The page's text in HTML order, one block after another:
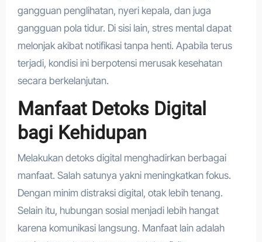
gangguan penglihatan, nyeri kepala, dan juga
gangguan pola tidur. Di sisi lain, stres mental dapat
melonjak akibat notifikasi tanpa henti. Apabila terus
terjadi, kondisi ini berpotensi merusak kesehatan
secara berkelanjutan.
Manfaat Detoks Digital
bagi Kehidupan
Melakukan detoks digital menghadirkan berbagai
manfaat. Salah satunya yakni meningkatkan fokus.
Dengan minim distraksi digital, otak lebih tenang.
Selain itu, hubungan sosial menjadi lebih hangat
karena komunikasi langsung. Manfaat lain adalah